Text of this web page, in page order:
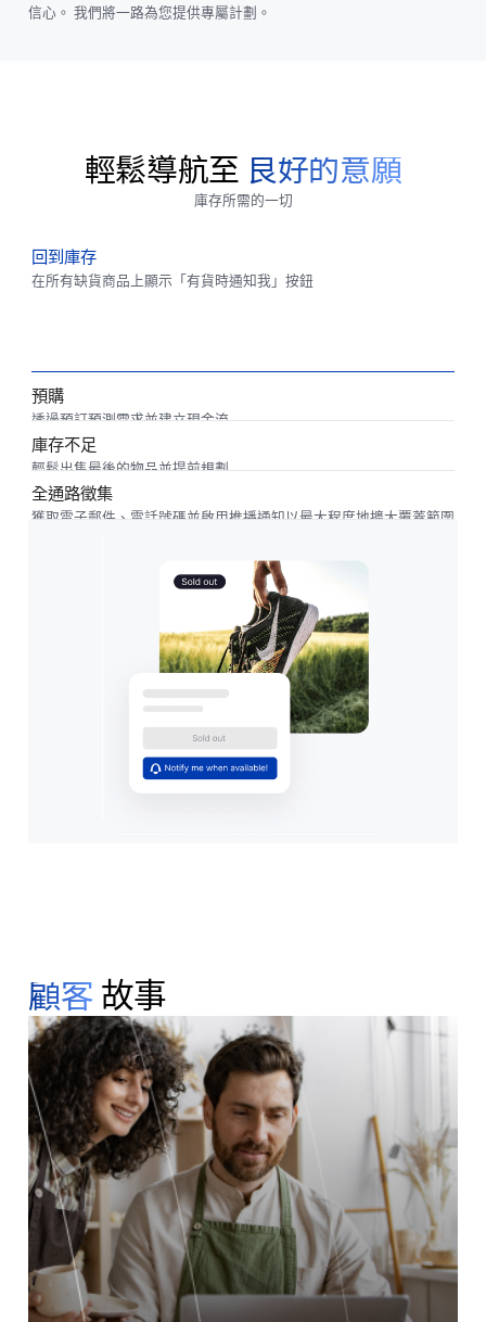
信心。 我們將一路為您提供專屬計劃。
輕鬆導航至 良好的意願
庫存所需的一切
回到庫存
在所有缺貨商品上顯示「有貨時通知我」按鈕
預購
透過預訂預測需求並建立現金流
庫存不足
輕鬆出售最後的物品並提前規劃
全通路徵集
獲取電子郵件、電話號碼並啟用推播通知以最大程度地擴大覆蓋範圍
顧客 故事